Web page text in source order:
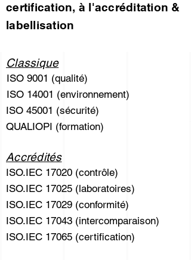
certification, à l'accréditation &
labellisation
Classique
ISO 9001 (qualité)
ISO 14001 (environnement)
ISO 45001 (sécurité)
QUALIOPI (formation)
Accrédités
ISO.IEC 17020 (contrôle)
ISO.IEC 17025 (laboratoires)
ISO.IEC 17029 (conformité)
ISO.IEC 17043 (intercomparaison)
ISO.IEC 17065 (certification)